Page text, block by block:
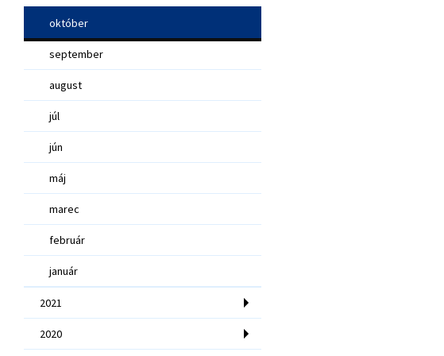
október
september
august
júl
jún
máj
marec
február
január
2021
2020